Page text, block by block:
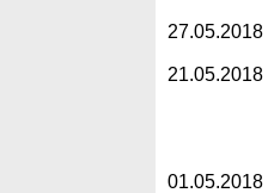
27.05.2018
21.05.2018
01.05.2018